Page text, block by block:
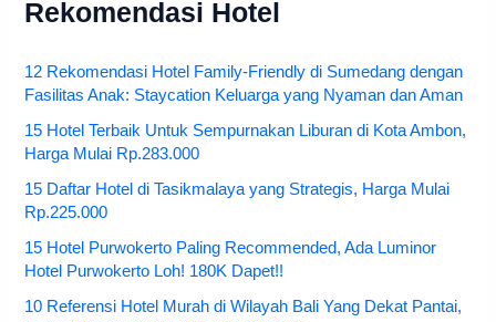
Rekomendasi Hotel
12 Rekomendasi Hotel Family-Friendly di Sumedang dengan
Fasilitas Anak: Staycation Keluarga yang Nyaman dan Aman
15 Hotel Terbaik Untuk Sempurnakan Liburan di Kota Ambon,
Harga Mulai Rp.283.000
15 Daftar Hotel di Tasikmalaya yang Strategis, Harga Mulai
Rp.225.000
15 Hotel Purwokerto Paling Recommended, Ada Luminor
Hotel Purwokerto Loh! 180K Dapet!!
10 Referensi Hotel Murah di Wilayah Bali Yang Dekat Pantai,